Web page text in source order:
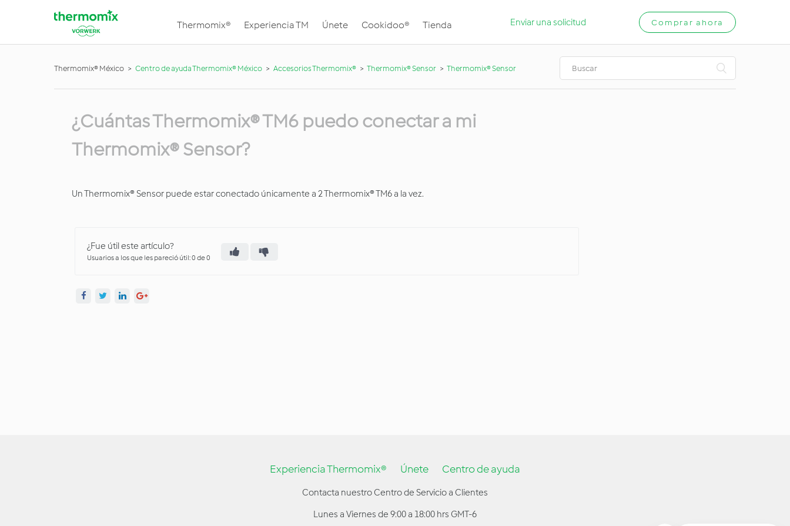
Thermomix® Experiencia TM Únete Cookidoo® Tienda Enviar una solicitud Comprar ahora
Thermomix® México Centro de ayuda Thermomix® México Accesorios Thermomix® Thermomix® Sensor Thermomix® Sensor
¿Cuántas Thermomix® TM6 puedo conectar a mi
Thermomix® Sensor?
Un Thermomix® Sensor puede estar conectado únicamente a 2 Thermomix® TM6 a la vez.
¿Fue útil este artículo?
Usuarios a los que les pareció útil: 0 de 0
Experiencia Thermomix® Únete Centro de ayuda
Contacta nuestro Centro de Servicio a Clientes
Lunes a Viernes de 9:00 a 18:00 hrs GMT-6